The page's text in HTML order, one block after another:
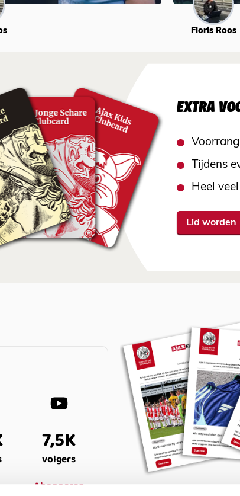
Floris Roos
EXTRA
Tijdens
Heel
Lid worden
7,5K
volgers
Abonneren